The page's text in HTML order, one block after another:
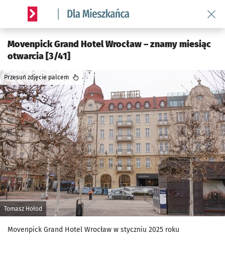
Serwis informacyjny wroclaw.pl podserwis: Dla mieszkańca
Movenpick Grand Hotel Wrocław – znamy miesiąc
otwarcia [3/41]
Tomasz Hołod
Przesuń zdjęcie palcem
Movenpick Grand Hotel Wrocław w styczniu 2025 roku